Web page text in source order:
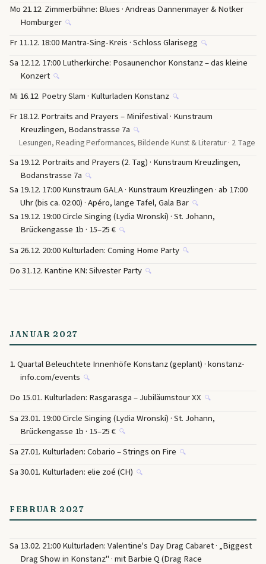
Mo 21.12. Zimmerbühne: Blues · Andreas Dannenmayer & Notker
Homburger 🔍
Fr 11.12. 18:00 Mantra-Sing-Kreis · Schloss Glarisegg 🔍
Sa 12.12. 17:00 Lutherkirche: Posaunenchor Konstanz – das kleine
Konzert 🔍
Mi 16.12. Poetry Slam · Kulturladen Konstanz 🔍
Fr 18.12. Portraits and Prayers – Minifestival · Kunstraum
Kreuzlingen, Bodanstrasse 7a 🔍
Lesungen, Reading Performances, Bildende Kunst & Literatur · 2 Tage
Sa 19.12. Portraits and Prayers (2. Tag) · Kunstraum Kreuzlingen,
Bodanstrasse 7a 🔍
Sa 19.12. 17:00 Kunstraum GALA · Kunstraum Kreuzlingen · ab 17:00
Uhr (bis ca. 02:00) · Apéro, lange Tafel, Gala Bar 🔍
Sa 19.12. 19:00 Circle Singing (Lydia Wronski) · St. Johann,
Brückengasse 1b · 15–25 € 🔍
Sa 26.12. 20:00 Kulturladen: Coming Home Party 🔍
Do 31.12. Kantine KN: Silvester Party 🔍
JANUAR 2027
1. Quartal Beleuchtete Innenhöfe Konstanz (geplant) · konstanz-
info.com/events 🔍
Do 15.01. Kulturladen: Rasgarasga – Jubiläumstour XX 🔍
Sa 23.01. 19:00 Circle Singing (Lydia Wronski) · St. Johann,
Brückengasse 1b · 15–25 € 🔍
Sa 27.01. Kulturladen: Cobario – Strings on Fire 🔍
Sa 30.01. Kulturladen: elie zoé (CH) 🔍
FEBRUAR 2027
Sa 13.02. 21:00 Kulturladen: Valentine's Day Drag Cabaret · „Biggest
Drag Show in Konstanz" · mit Barbie Q (Drag Race